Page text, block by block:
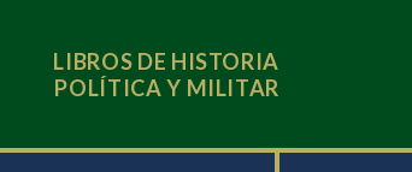
LIBROS DE HISTORIA
POLÍTICA Y MILITAR